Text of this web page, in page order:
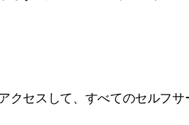
セスして、すべてのセルフ